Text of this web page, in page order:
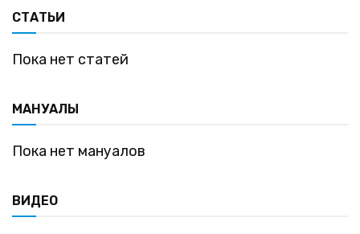
СТАТЬИ
Пока нет статей
МАНУАЛЫ
Пока нет мануалов
ВИДЕО